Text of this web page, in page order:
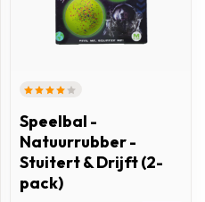
Speelbal -
Natuurrubber -
Stuitert & Drijft (2-
pack)